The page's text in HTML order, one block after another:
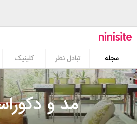
مجله
تبادل نظر کلینیک
مد و